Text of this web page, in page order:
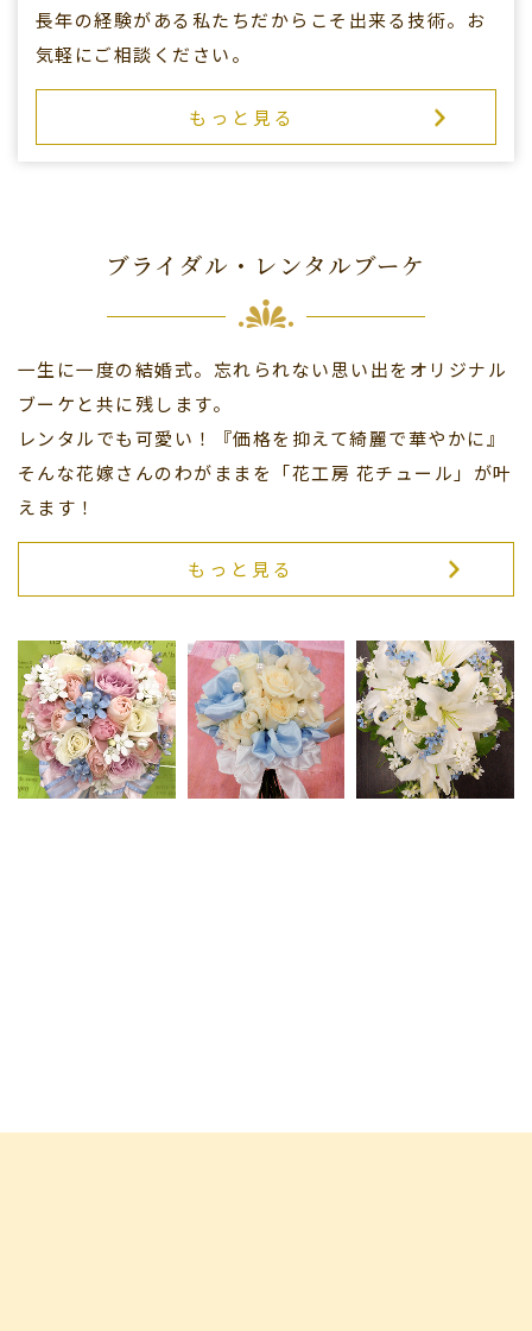
長年の経験がある私たちだからこそ出来る技術。お
気軽にご相談ください。
もっと見る
ブライダル・レンタルブーケ
一生に一度の結婚式。忘れられない思い出をオリジナル
ブーケと共に残します。
レンタルでも可愛い！『価格を抑えて綺麗で華やかに』
そんな花嫁さんのわがままを「花工房 花チュール」が叶
えます！
もっと見る